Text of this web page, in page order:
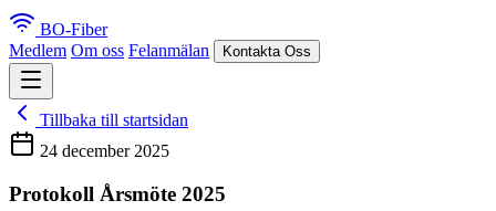
BO-Fiber
Medlem Om oss Felanmälan Kontakta Oss
Tillbaka till startsidan
24 december 2025
Protokoll Årsmöte 2025